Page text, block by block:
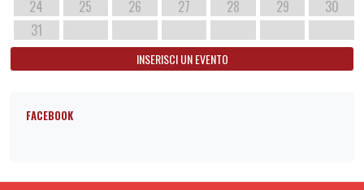
24 25 26 27 28 29
30
31
INSERISCI UN EVENTO
FACEBOOK